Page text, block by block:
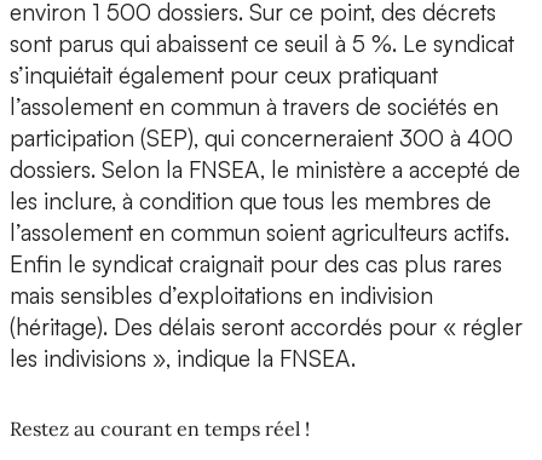
environ 1 500 dossiers. Sur ce point, des décrets
sont parus qui abaissent ce seuil à 5 %. Le syndicat
s’inquiétait également pour ceux pratiquant
l’assolement en commun à travers de sociétés en
participation (SEP), qui concerneraient 300 à 400
dossiers. Selon la FNSEA, le ministère a accepté de
les inclure, à condition que tous les membres de
l’assolement en commun soient agriculteurs actifs.
Enfin le syndicat craignait pour des cas plus rares
mais sensibles d’exploitations en indivision
(héritage). Des délais seront accordés pour « régler
les indivisions », indique la FNSEA.
Restez au courant en temps réel !